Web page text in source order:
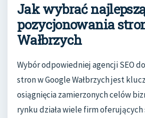
Jak wybrać
pozycjonowania
Wałbrzych
Wybór odpowiedniej agencji SEO
stron w Google Wałbrzych jest
osiągnięcia zamierzonych celów
rynku działa wiele firm oferujących